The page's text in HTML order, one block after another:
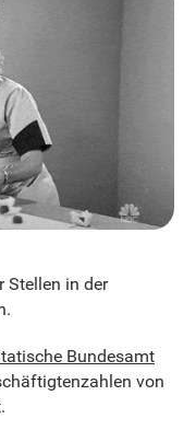
Stellen in der
Bundesamt
von